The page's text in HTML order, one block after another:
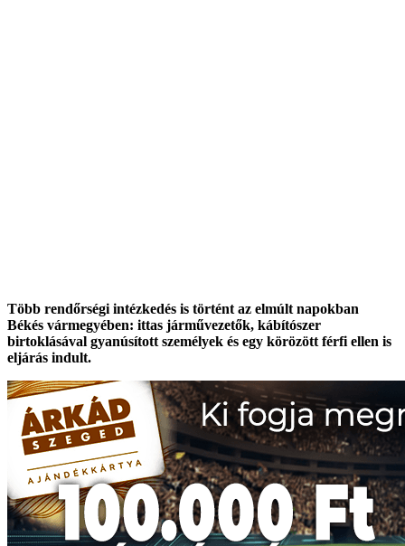
Több rendőrségi intézkedés is történt az elmúlt napokban
Békés vármegyében: ittas járművezetők, kábítószer
birtoklásával gyanúsított személyek és egy körözött férfi ellen is
eljárás indult.